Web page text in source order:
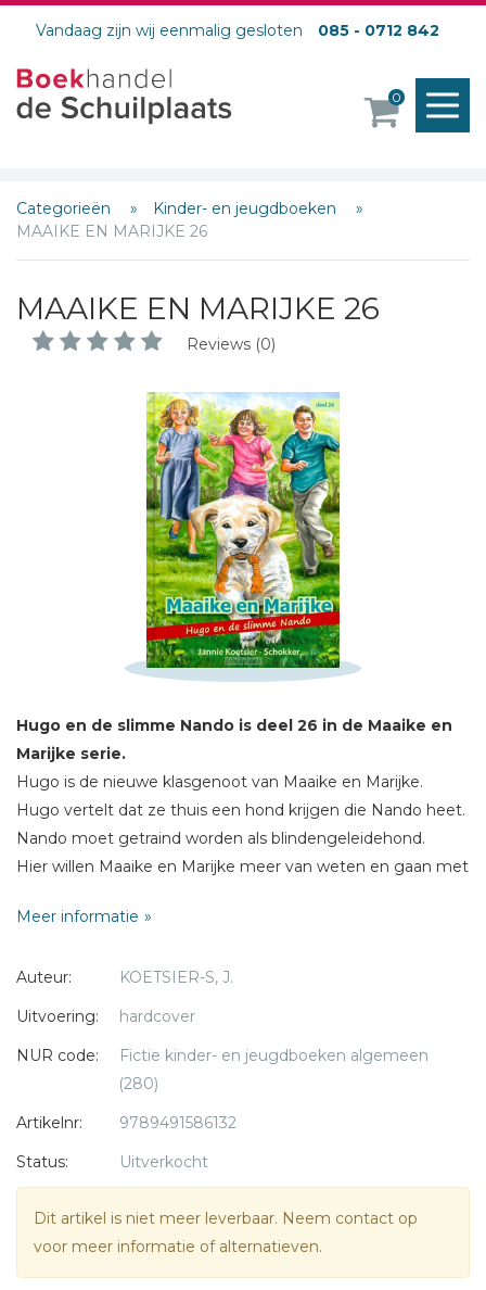
Vandaag zijn wij eenmalig gesloten 085 - 0712 842
0
Categorieën
Kinder- en jeugdboeken
MAAIKE EN MARIJKE 26
MAAIKE EN MARIJKE 26
Reviews (0)
Hugo en de slimme Nando is deel 26 in de Maaike en
Marijke serie.
Hugo is de nieuwe klasgenoot van Maaike en Marijke.
Hugo vertelt dat ze thuis een hond krijgen die Nando heet.
Nando moet getraind worden als blindengeleidehond.
Hier willen Maaike en Marijke meer van weten en gaan met
Dan wordt er bij Hugo thuis ingebroken en betrapt Hugo
Meer informatie
Auteur:
KOETSIER-S, J.
Uitvoering:
hardcover
NUR code:
Fictie kinder- en jeugdboeken algemeen
(280)
Artikelnr:
9789491586132
Status:
Uitverkocht
Dit artikel is niet meer leverbaar. Neem contact op
voor meer informatie of alternatieven.
Schrijf hieronder je review!
Titel *
Bericht *